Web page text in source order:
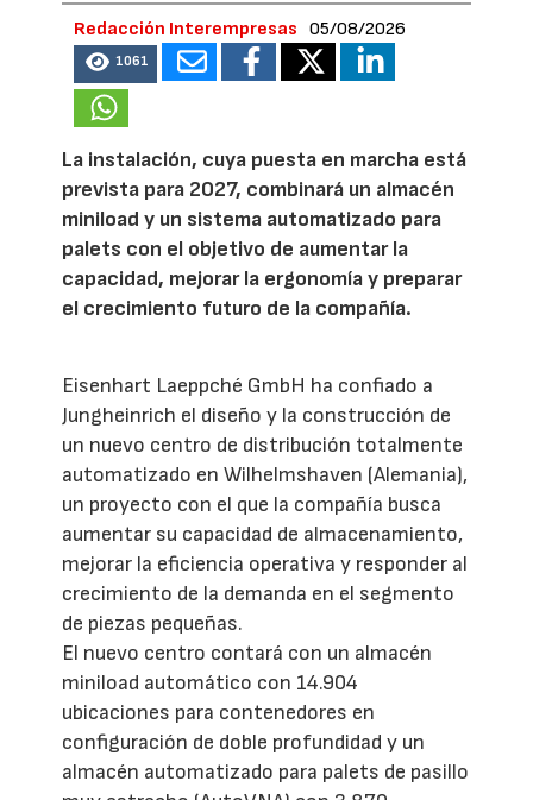
Redacción Interempresas 05/08/2026
1061
La instalación, cuya puesta en marcha está
prevista para 2027, combinará un almacén
miniload y un sistema automatizado para
palets con el objetivo de aumentar la
capacidad, mejorar la ergonomía y preparar
el crecimiento futuro de la compañía.
Eisenhart Laeppché GmbH ha confiado a
Jungheinrich el diseño y la construcción de
un nuevo centro de distribución totalmente
automatizado en Wilhelmshaven (Alemania),
un proyecto con el que la compañía busca
aumentar su capacidad de almacenamiento,
mejorar la eficiencia operativa y responder al
crecimiento de la demanda en el segmento
de piezas pequeñas.
El nuevo centro contará con un almacén
miniload automático con 14.904
ubicaciones para contenedores en
configuración de doble profundidad y un
almacén automatizado para palets de pasillo